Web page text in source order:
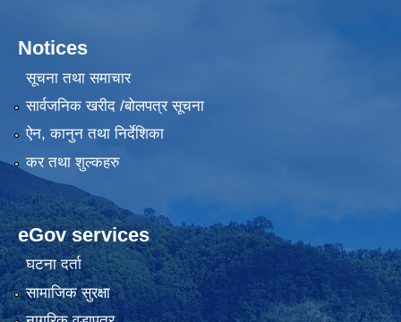
Notices
सूचना तथा समाचार
सार्वजनिक खरीद /बोलपत्र सूचना
ऐन, कानुन तथा निर्देशिका
कर तथा शुल्कहरु
eGov services
घटना दर्ता
सामाजिक सुरक्षा